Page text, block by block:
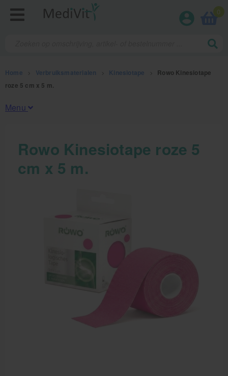
0
Home Verbruiksmaterialen Kinesiotape
Rowo Kinesiotape
roze 5 cm x 5 m.
Menu
Fysiotherapieproducten
Verbruiksmaterialen
Farmaceutische artikelen
Verzorgingskoffers | Bidonkratten
Voedingssupplementen
Huidverzorging
Rowo Kinesiotape roze 5
cm x 5 m.